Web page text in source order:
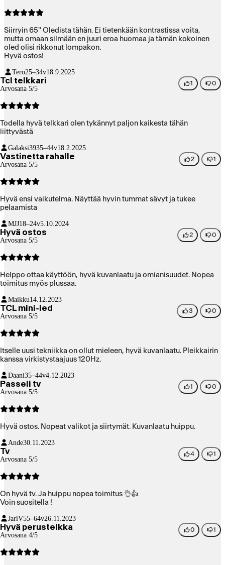
Siirryin 65" Oledista tähän. Ei tietenkään kontrastissa voita,
mutta omaan silmään en juuri eroa huomaa ja tämän kokoinen
oled olisi rikkonut lompakon.
Hyvä ostos!
Tero25–34v18.9.2025
Tcl telkkari
Arvosana 5/5
1 0
Todella hyvä telkkari olen tykännyt paljon kaikesta tähän
liittyvästä
Galaksi3935–44v18.2.2025
Vastinetta rahalle
Arvosana 5/5
2 1
Hyvä ensi vaikutelma. Näyttää hyvin tummat sävyt ja tukee
pelaamista
MJJ18–24v5.10.2024
Hyvä ostos
Arvosana 5/5
2 0
Helppo ottaa käyttöön, hyvä kuvanlaatu ja omianisuudet. Nopea
toimitus myös plussaa.
Maikku14.12.2023
TCL mini-led
Arvosana 5/5
3 0
Itselle uusi tekniikka on ollut mieleen, hyvä kuvanlaatu. Pleikkairin
kanssa virkistystaajuus 120Hz.
Daani35–44v4.12.2023
Passeli tv
Arvosana 5/5
1 0
Hyvä ostos. Nopeat valikot ja siirtymät. Kuvanlaatu huippu.
Ande30.11.2023
Tv
Arvosana 5/5
4 1
On hyvä tv. Ja huippu nopea toimitus 👌👍
Voin suositella !
JariV55–64v26.11.2023
Hyvä perustelkka
Arvosana 4/5
0 1